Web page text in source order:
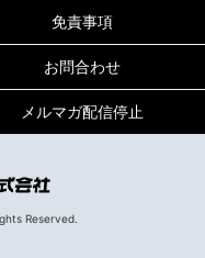
免責事項
お問合わせ
メルマガ配信停止
Reserved.